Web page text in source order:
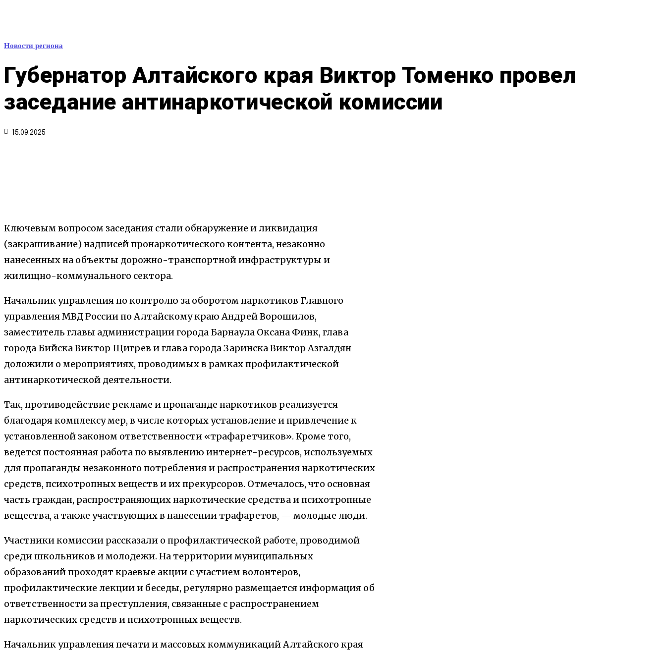
Новости региона
Губернатор Алтайского края Виктор Томенко провел
заседание антинаркотической комиссии
15.09.2025
Ключевым вопросом заседания стали обнаружение и ликвидация
(закрашивание) надписей пронаркотического контента, незаконно
нанесенных на объекты дорожно-транспортной инфраструктуры и
жилищно-коммунального сектора.
Начальник управления по контролю за оборотом наркотиков Главного
управления МВД России по Алтайскому краю Андрей Ворошилов,
заместитель главы администрации города Барнаула Оксана Финк, глава
города Бийска Виктор Щигрев и глава города Заринска Виктор Азгалдян
доложили о мероприятиях, проводимых в рамках профилактической
антинаркотической деятельности.
Так, противодействие рекламе и пропаганде наркотиков реализуется
благодаря комплексу мер, в числе которых установление и привлечение к
установленной законом ответственности «трафаретчиков». Кроме того,
ведется постоянная работа по выявлению интернет-ресурсов, используемых
для пропаганды незаконного потребления и распространения наркотических
средств, психотропных веществ и их прекурсоров. Отмечалось, что основная
часть граждан, распространяющих наркотические средства и психотропные
вещества, а также участвующих в нанесении трафаретов, — молодые люди.
Участники комиссии рассказали о профилактической работе, проводимой
среди школьников и молодежи. На территории муниципальных
образований проходят краевые акции с участием волонтеров,
профилактические лекции и беседы, регулярно размещается информация об
ответственности за преступления, связанные с распространением
наркотических средств и психотропных веществ.
Начальник управления печати и массовых коммуникаций Алтайского края